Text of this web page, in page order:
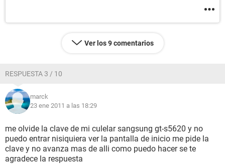
Ver los 9 comentarios
RESPUESTA 3 / 10
marck
23 ene 2011 a las 18:29
me olvide la clave de mi culelar sangsung gt-s5620 y no
puedo entrar nisiquiera ver la pantalla de inicio me pide la
clave y no avanza mas de alli como puedo hacer se te
agradece la respuesta